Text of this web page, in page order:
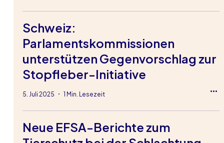
Schweiz:
Parlamentskommissionen
unterstützen Gegenvorschlag zur
Stopfleber-Initiative
5. Juli 2025 1 Min. Lesezeit
Neue EFSA-Berichte zum